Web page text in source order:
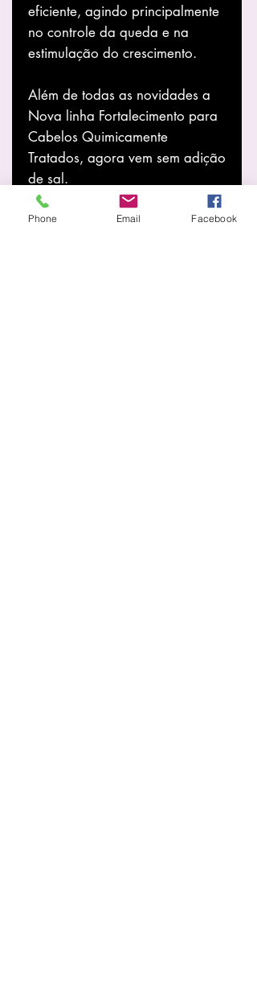
eficiente, agindo principalmente
no controle da queda e na
estimulação do crescimento.
Além de todas as novidades a
Nova linha Fortalecimento para
Cabelos Quimicamente
Tratados, agora vem sem adição
de sal.
Phone Email Facebook